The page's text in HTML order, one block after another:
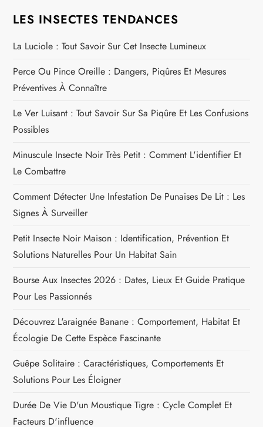
g
a
t
i
o
n
d
e
l
’
a
r
t
i
c
LES INSECTES TENDANCES
La Luciole : Tout Savoir Sur Cet Insecte Lumineux
Perce Ou Pince Oreille : Dangers, Piqûres Et Mesures
Préventives À Connaître
Le Ver Luisant : Tout Savoir Sur Sa Piqûre Et Les Confusions
Possibles
Minuscule Insecte Noir Très Petit : Comment L'identifier Et
Le Combattre
Comment Détecter Une Infestation De Punaises De Lit : Les
Signes À Surveiller
Petit Insecte Noir Maison : Identification, Prévention Et
Solutions Naturelles Pour Un Habitat Sain
Bourse Aux Insectes 2026 : Dates, Lieux Et Guide Pratique
Pour Les Passionnés
Découvrez L'araignée Banane : Comportement, Habitat Et
Écologie De Cette Espèce Fascinante
Guêpe Solitaire : Caractéristiques, Comportements Et
Solutions Pour Les Éloigner
Durée De Vie D'un Moustique Tigre : Cycle Complet Et
Facteurs D'influence